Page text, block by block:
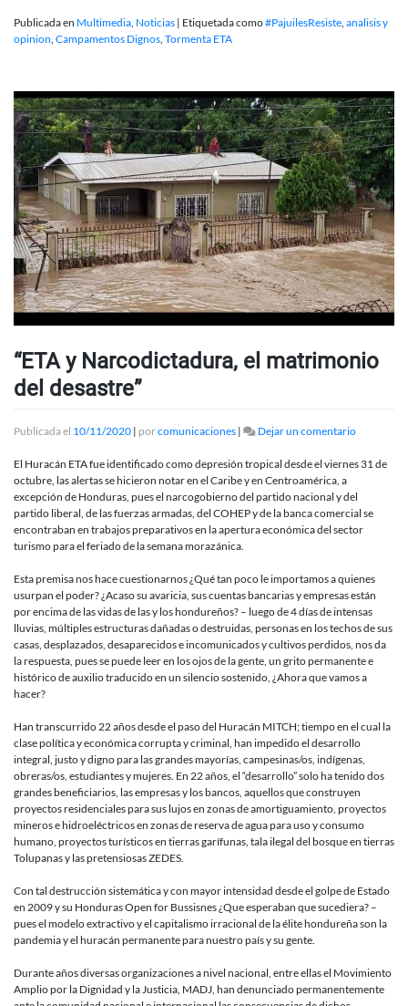
Publicada en Multimedia Noticias | Etiquetada como#PajuilesResiste analisis y
opinion Campamentos Dignos Tormenta ETA
“ETA y Narcodictadura, el matrimonio
del desastre”
Publicada el 10/11/2020 | porcomunicaciones | Dejar un comentarioen
y
el
del
El Huracán ETA fue identificado como depresión tropical desde el viernes 31 de
octubre, las alertas se hicieron notar en el Caribe y en Centroamérica, a
excepción de Honduras, pues el narcogobierno del partido nacional y del
partido liberal, de las fuerzas armadas, del COHEP y de la banca comercial se
encontraban en trabajos preparativos en la apertura económica del sector
turismo para el feriado de la semana morazánica.
Esta premisa nos hace cuestionarnos ¿Qué tan poco le importamos a quienes
usurpan el poder? ¿Acaso su avaricia, sus cuentas bancarias y empresas están
por encima de las vidas de las y los hondureños? – luego de 4 días de intensas
lluvias, múltiples estructuras dañadas o destruidas, personas en los techos de sus
casas, desplazados, desaparecidos e incomunicados y cultivos perdidos, nos da
la respuesta, pues se puede leer en los ojos de la gente, un grito permanente e
histórico de auxilio traducido en un silencio sostenido, ¿Ahora que vamos a
hacer?
Han transcurrido 22 años desde el paso del Huracán MITCH; tiempo en el cual la
clase política y económica corrupta y criminal, han impedido el desarrollo
integral, justo y digno para las grandes mayorías, campesinas/os, indígenas,
obreras/os, estudiantes y mujeres. En 22 años, el “desarrollo” solo ha tenido dos
grandes beneficiarios, las empresas y los bancos, aquellos que construyen
proyectos residenciales para sus lujos en zonas de amortiguamiento, proyectos
mineros e hidroeléctricos en zonas de reserva de agua para uso y consumo
humano, proyectos turísticos en tierras garífunas, tala ilegal del bosque en tierras
Tolupanas y las pretensiosas ZEDES.
Con tal destrucción sistemática y con mayor intensidad desde el golpe de Estado
en 2009 y su Honduras Open for Bussisnes ¿Que esperaban que sucediera? –
pues el modelo extractivo y el capitalismo irracional de la élite hondureña son la
pandemia y el huracán permanente para nuestro país y su gente.
Durante años diversas organizaciones a nivel nacional, entre ellas el Movimiento
Amplio por la Dignidad y la Justicia, MADJ, han denunciado permanentemente